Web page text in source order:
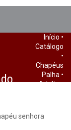
Início •
Catálogo
•
Chapéus
Palha •
Adulto•
senhora